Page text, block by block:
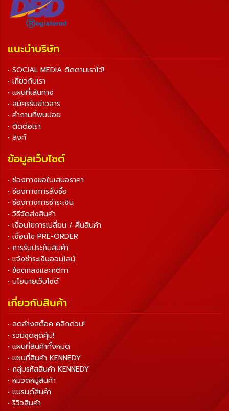
แนะนำบริษัท
• SOCIAL MEDIA ติดตามเราไว้!
• เกี่ยวกับเรา
• แผนที่เส้นทาง
• สมัครรับข่าวสาร
• คำถามที่พบบ่อย
• ติดต่อเรา
• ลิงค์
ข้อมูลเว็บไซต์
• ช่องทางขอใบเสนอราคา
• ช่องทางการสั่งซื้อ
• ช่องทางการชำระเงิน
• วิธีจัดส่งสินค้า
• เงื่อนไขการเปลี่ยน / คืนสินค้า
• เงื่อนไข PRE-ORDER
• การรับประกันสินค้า
• แจ้งชำระเงินออนไลน์
• ข้อตกลงและกติกา
• นโยบายเว็บไซต์
เกี่ยวกับสินค้า
• ลดล้างสต็อค คลิกด่วน!
• รวมชุดสุดคุ้ม!
• แผนที่สินค้าทั้งหมด
• แผนที่สินค้า KENNEDY
• กลุ่มรหัสสินค้า KENNEDY
• หมวดหมู่สินค้า
• แบรนด์สินค้า
• รีวิวสินค้า